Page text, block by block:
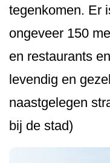
tegenkomen. Er
ongeveer 150
en restaurants
levendig en
naastgelegen
bij de stad)